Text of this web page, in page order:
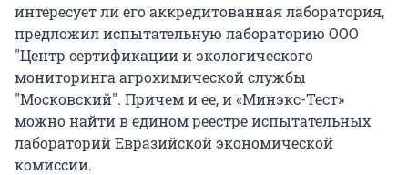
интересует ли его аккредитованная лаборатория,
предложил испытательную лабораторию ООО
"Центр сертификации и экологического
мониторинга агрохимической службы
"Московский". Причем и ее, и «Минэкс-Тест»
можно найти в едином реестре испытательных
лабораторий Евразийской экономической
комиссии.